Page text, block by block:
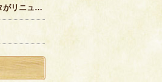
メロンのパンナコッタがリニューアル